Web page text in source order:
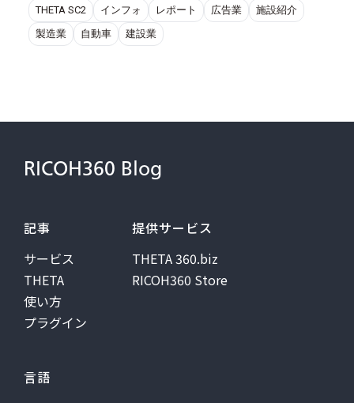
THETA SC2
インフォ レポート 広告業
施設紹介
製造業
自動車 建設業
RICOH360 Blog
記事
サービス
THETA
使い方
プラグイン
提供サービス
THETA 360.biz
RICOH360 Store
言語